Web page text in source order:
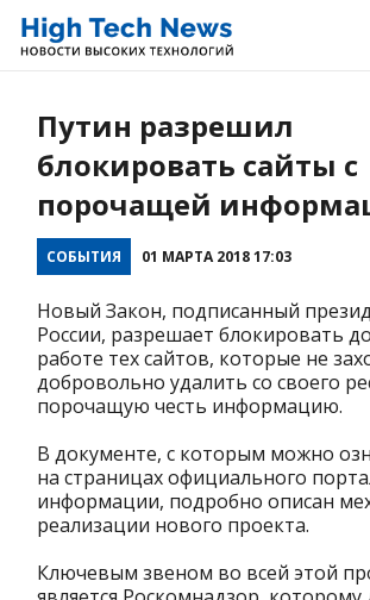
Путин разрешил
блокировать сайты с
порочащей
СОБЫТИЯ 01 МАРТА 2018 17:03
Новый Закон, подписанный
России, разрешает блокировать
работе тех сайтов, которые не
добровольно удалить со своего
порочащую честь информацию.
В документе, с которым можно
на страницах официального
информации, подробно описан
реализации нового проекта.
Ключевым звеном во всей этой